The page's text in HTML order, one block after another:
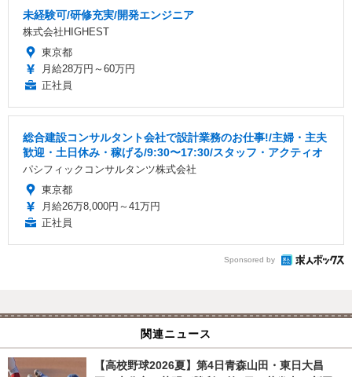
未経験可/研修充実/開発エンジニア
株式会社HIGHEST
東京都
月給28万円～60万円
正社員
総合建設コンサルタント会社で設計業務のお仕事!/主婦・主夫
歓迎・土日休み・稼げる/9:30〜17:30/スタッフ・アクティオ
パシフィックコンサルタンツ株式会社
東京都
月給26万8,000円～41万円
正社員
Sponsored by
関連ニュース
【高校野球2026夏】第4日青森山田・東日大昌